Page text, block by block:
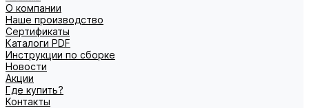
О компании
Наше производство
Сертификаты
Каталоги PDF
Инструкции по сборке
Новости
Акции
Где купить?
Контакты